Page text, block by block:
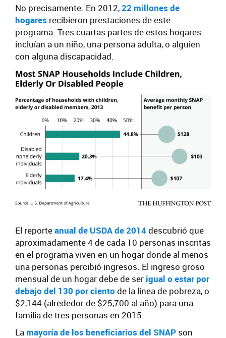
No precisamente. En 2012,22 millones de
hogares recibieron prestaciones de este
programa. Tres cuartas partes de estos hogares
incluían a un niño, una persona adulta, o alguien
con alguna discapacidad.
El reporteanual de USDA de 2014descubrió que
aproximadamente 4 de cada 10 personas inscritas
en el programa viven en un hogar donde al menos
una personas percibió ingresos. El ingreso groso
mensual de un hogar debe de ser igual o estar por
debajo del 130 por ciento de la línea de pobreza, o
$2,144 (alrededor de $25,700 al año) para una
familia de tres personas en 2015.
La mayoría de los beneficiarios del SNAP son